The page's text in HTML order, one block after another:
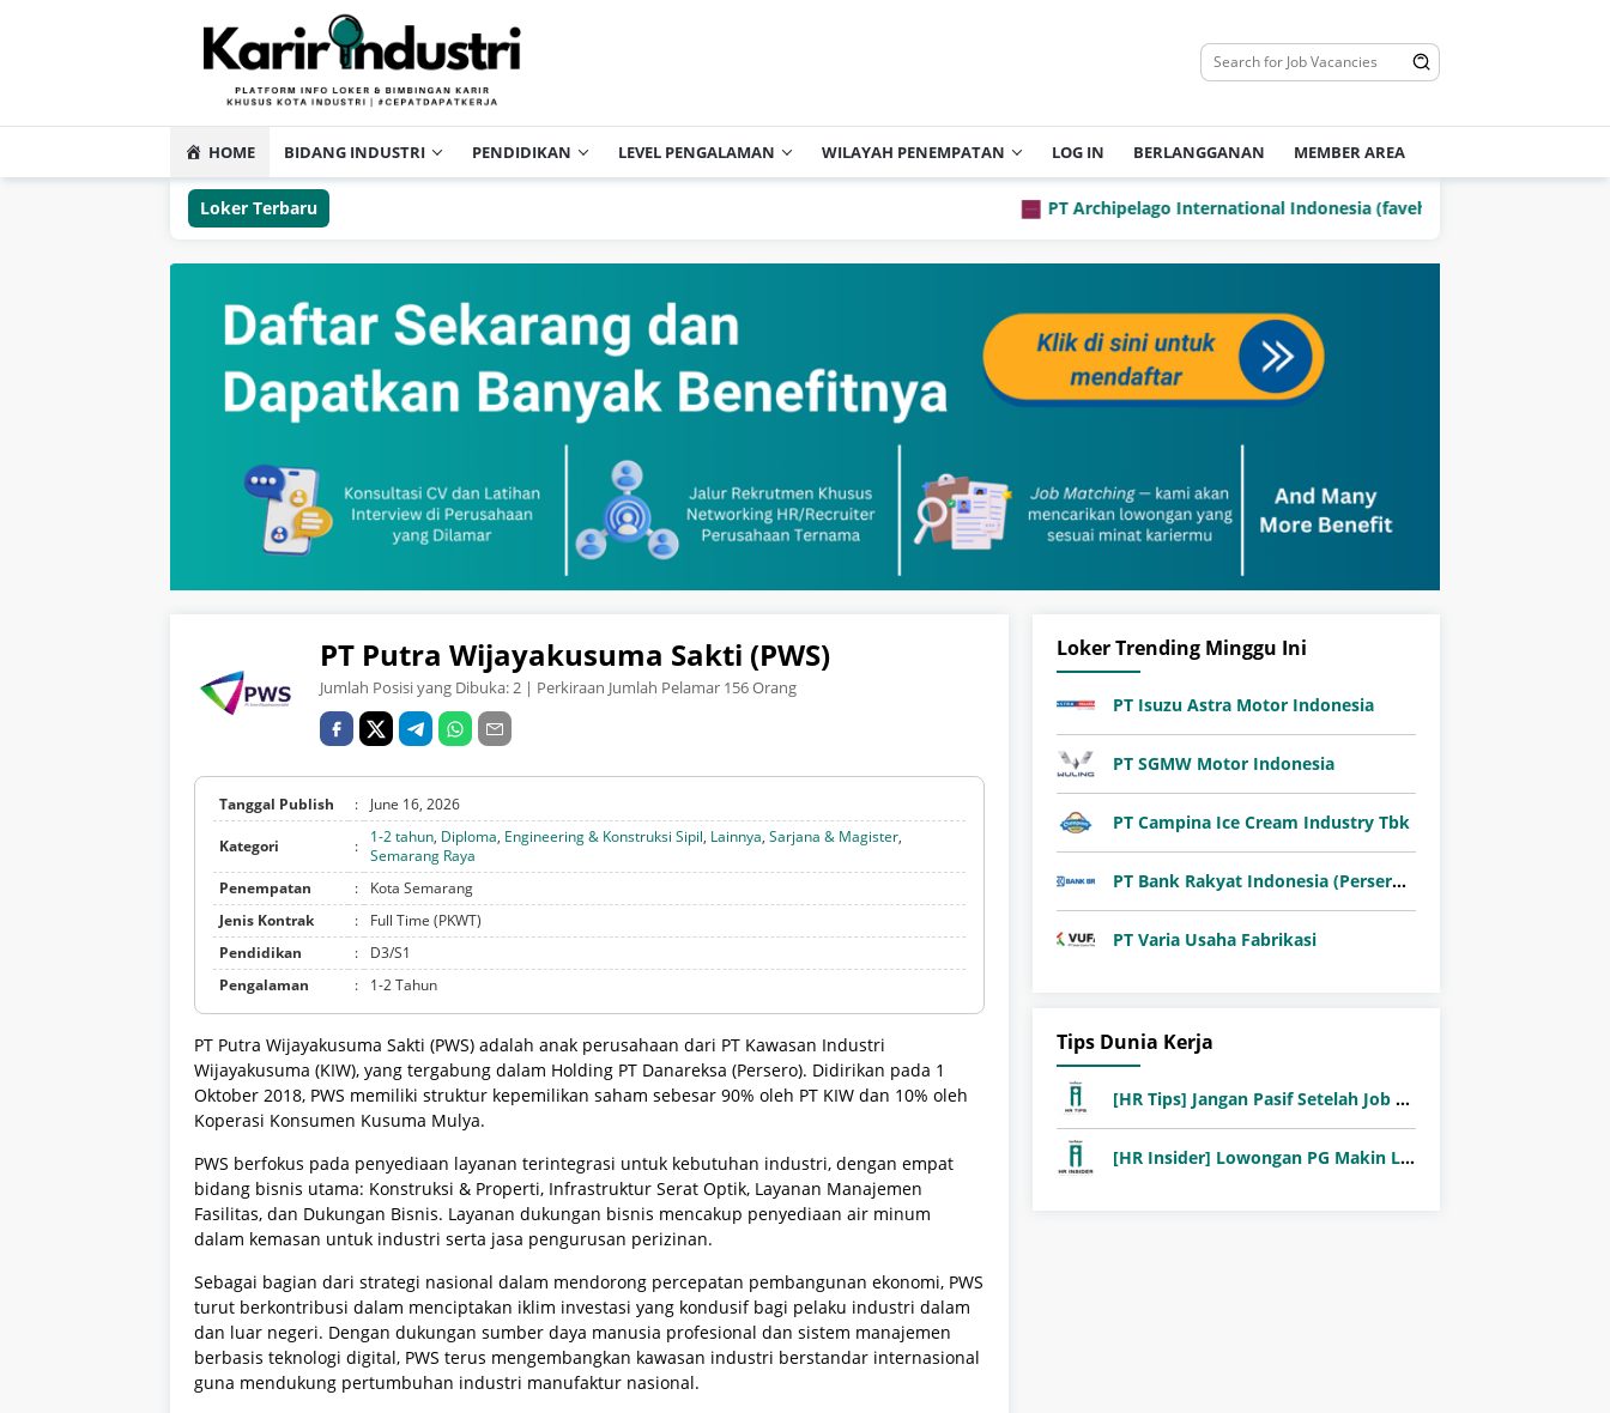
HOME BIDANG INDUSTRI PENDIDIKAN LEVEL PENGALAMAN WILAYAH PENEMPATAN LOG IN BERLANGGANAN MEMBER AREA
Loker Terbaru PT Archipelago International Indonesia (favehotels)
PT Putra Wijayakusuma Sakti (PWS)
Jumlah Posisi yang Dibuka:2 | Perkiraan Jumlah Pelamar 156 Orang
Tanggal Publish : June 16, 2026
Kategori : 1-2 tahun, Diploma, Engineering & Konstruksi Sipil, Lainnya, Sarjana & Magister,
Semarang Raya
Penempatan
:
Kota Semarang
Jenis Kontrak
:
Full Time (PKWT)
Pendidikan
:
D3/S1
Pengalaman
: 1-2 Tahun
PT Putra Wijayakusuma Sakti (PWS) adalah anak perusahaan dari PT Kawasan Industri
Wijayakusuma (KIW), yang tergabung dalam Holding PT Danareksa (Persero). Didirikan pada 1
Oktober 2018, PWS memiliki struktur kepemilikan saham sebesar 90% oleh PT KIW dan 10% oleh
Koperasi Konsumen Kusuma Mulya.
PWS berfokus pada penyediaan layanan terintegrasi untuk kebutuhan industri, dengan empat
bidang bisnis utama: Konstruksi & Properti, Infrastruktur Serat Optik, Layanan Manajemen
Fasilitas, dan Dukungan Bisnis. Layanan dukungan bisnis mencakup penyediaan air minum
dalam kemasan untuk industri serta jasa pengurusan perizinan.
Sebagai bagian dari strategi nasional dalam mendorong percepatan pembangunan ekonomi, PWS
turut berkontribusi dalam menciptakan iklim investasi yang kondusif bagi pelaku industri dalam
dan luar negeri. Dengan dukungan sumber daya manusia profesional dan sistem manajemen
berbasis teknologi digital, PWS terus mengembangkan kawasan industri berstandar internasional
guna mendukung pertumbuhan industri manufaktur nasional.
Loker Trending Minggu Ini
PT Isuzu Astra Motor Indonesia
PT SGMW Motor Indonesia
PT Campina Ice Cream Industry Tbk
PT Bank Rakyat Indonesia (Persero) Tbk
PT Varia Usaha Fabrikasi
Tips Dunia Kerja
[HR Tips] Jangan Pasif Setelah Job Fair! Ini Pentingnya Follow-Up Setelah Job Fair
[HR Insider] Lowongan PG Makin Langka: Murni Seleksi atau Jalur Orang Dalam?